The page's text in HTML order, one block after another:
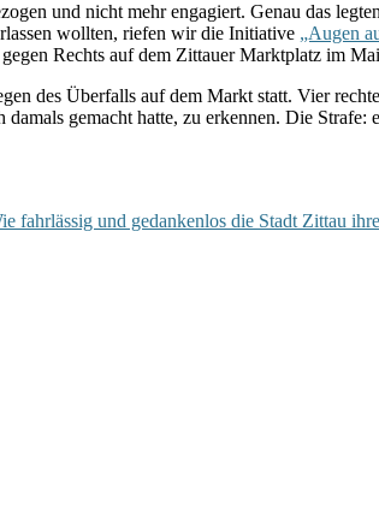
und nicht mehr engagiert. Genau das
wollten, riefen wir die Initiative „Augen
Rechts auf dem Zittauer Marktplatz im
des Überfalls auf dem Markt statt. Vier
gemacht hatte, zu erkennen. Die
fahrlässig und gedankenlos die Stadt Zittau